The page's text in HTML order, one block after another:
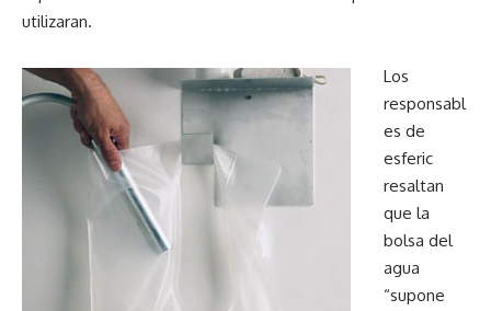
utilizaran.
Los
responsabl
es de
esferic
resaltan
que la
bolsa del
agua
“supone